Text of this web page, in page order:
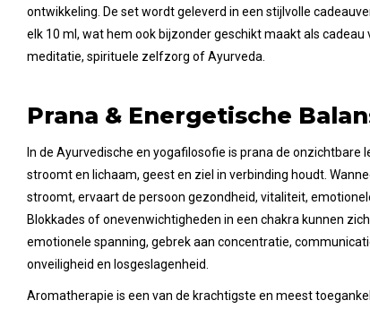
ontwikkeling. De set wordt geleverd in een stijlvolle
elk 10 ml, wat hem ook bijzonder geschikt maakt als cadeau
meditatie, spirituele zelfzorg of Ayurveda.
Prana & Energetische
In de Ayurvedische en yogafilosofie is prana de onzichtbare
stroomt en lichaam, geest en ziel in verbinding houdt.
stroomt, ervaart de persoon gezondheid, vitaliteit,
Blokkades of onevenwichtigheden in een chakra kunnen
emotionele spanning, gebrek aan concentratie,
onveiligheid en losgeslagenheid.
Aromatherapie is een van de krachtigste en meest